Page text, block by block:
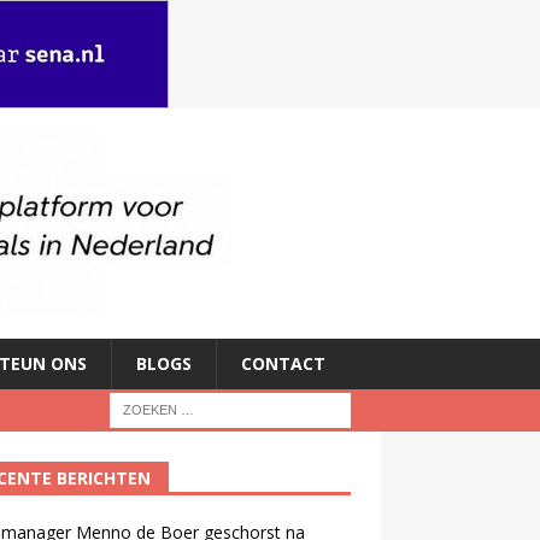
ONS BLOGS CONTACT
BERICHTEN
Menno de Boer geschorst na